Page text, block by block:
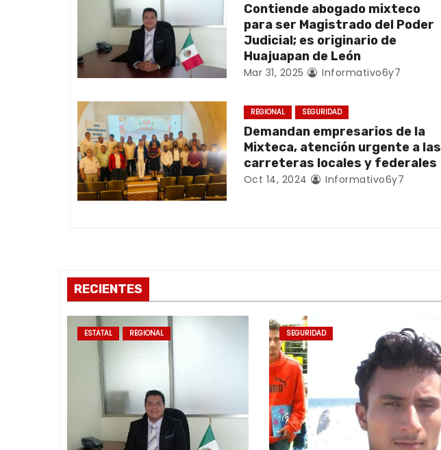
c
i
ó
n
d
e
t
r
a
Contiende abogado mixteco
para ser Magistrado del Poder
Judicial; es originario de
Huajuapan de León
Mar 31, 2025 Informativo6y7
REGIONAL SEGURIDAD
Demandan empresarios de la
Mixteca, atención urgente a las
carreteras locales y federales
Oct 14, 2024 Informativo6y7
RECIENTES
ESTATAL REGIONAL SEGURIDAD